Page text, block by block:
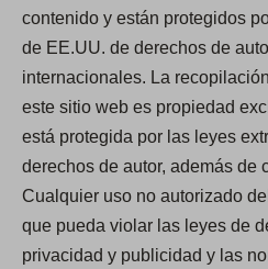
contenido y están protegidos
de EE.UU. de derechos de
internacionales. La
este sitio web es propiedad
está protegida por las leyes
derechos de autor, además de
Cualquier uso no autorizado
que pueda violar las leyes de
privacidad y publicidad y las